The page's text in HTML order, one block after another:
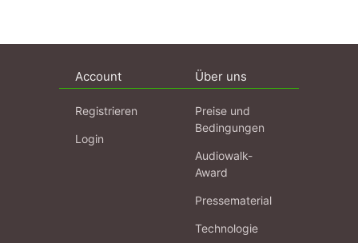
Account
Registrieren
Login
Über uns
Preise und
Bedingungen
Audiowalk-
Award
Pressematerial
Technologie